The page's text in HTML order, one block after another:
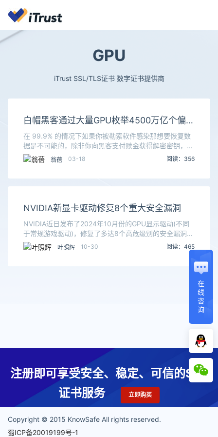
GPU
iTrust SSL/TLS证书 数字证书提供商
白帽黑客通过大量GPU枚举4500万亿个偏移
值帮助客户暴力破解勒索软件恢复数据
在 99.9% 的情况下如果你被勒索软件感染那想要恢复数
据是不可能的，除非你向黑客支付赎金获得解密密钥，只
不过通常情况下黑客索要的赎金都非常高昂。勒索软件加
密数据的原理主要采集部分数据作为种子然后再采
翁蓓 03-18 阅读：356
NVIDIA新显卡驱动修复8个重大安全漏洞
NVIDIA近日发布了2024年10月份的GPU显示驱动(不同
于常规游戏驱动)，修复了多达8个高危级别的安全漏洞，
强烈建议立刻更新。8个漏洞中，7个都会引发代码执
行、DoS拒绝服务攻击、权限提升、信息
叶照辉 10-30 阅读：465
在
线
咨
询
注册即可享受安全、稳定、可信的SSL
证书服务
立即购买
Copyright © 2015 KnowSafe All rights reserved.
蜀ICP备20019199号-1